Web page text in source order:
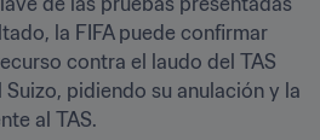
la FIFA puede confirmar
contra el laudo del TAS
pidiendo su anulación y la
al TAS.